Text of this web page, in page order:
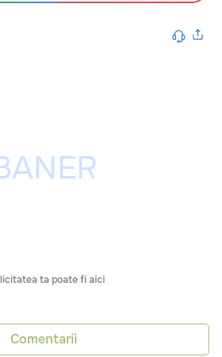
ta poate fi aici
Comentarii